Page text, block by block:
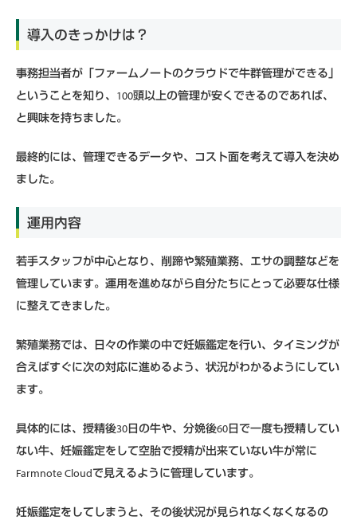
導⼊のきっかけは？
事務担当者が「ファームノートのクラウドで牛群管理ができる」
ということを知り、100頭以上の管理が安くできるのであれば、
と興味を持ちました。
最終的には、管理できるデータや、コスト面を考えて導入を決め
ました。
運用内容
若手スタッフが中心となり、削蹄や繁殖業務、エサの調整などを
管理しています。運用を進めながら自分たちにとって必要な仕様
に整えてきました。
繁殖業務では、日々の作業の中で妊娠鑑定を行い、タイミングが
合えばすぐに次の対応に進めるよう、状況がわかるようにしてい
ます。
具体的には、授精後30日の牛や、分娩後60日で一度も授精してい
ない牛、妊娠鑑定をして空胎で授精が出来ていない牛が常に
Farmnote Cloudで見えるように管理しています。
妊娠鑑定をしてしまうと、その後状況が見られなくなくなるの